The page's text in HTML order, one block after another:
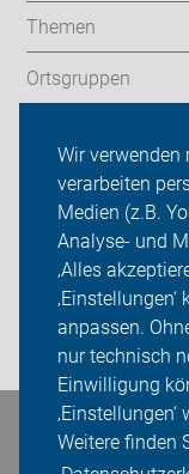
Wir verwenden
verarbeiten
Medien (z.B.
Analyse- und
‚Alles
anpassen.
nur technisch
Einwilligung
Weitere finden
Themen
Ortsgruppen
ADFC Bonn/
Sei dabei
Presse
Bleiben Sie in